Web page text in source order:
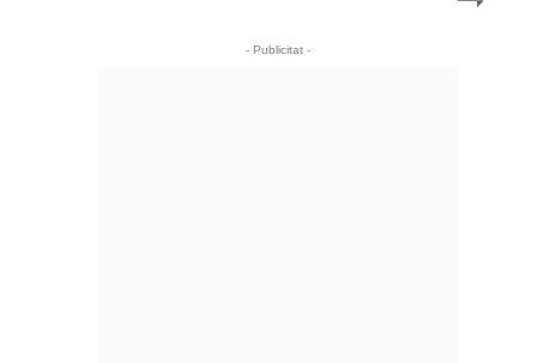
- Publicitat -